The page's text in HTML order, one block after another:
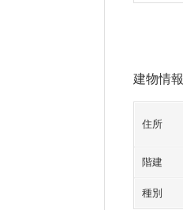
建物情報
住所
階建
種別